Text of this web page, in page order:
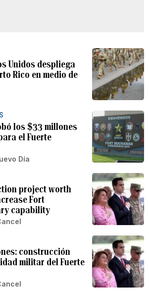
Unidos despliega
Rico en medio de
los $33 millones
el Fuerte
Día
project worth
Fort
capability
construcción
militar del Fuerte